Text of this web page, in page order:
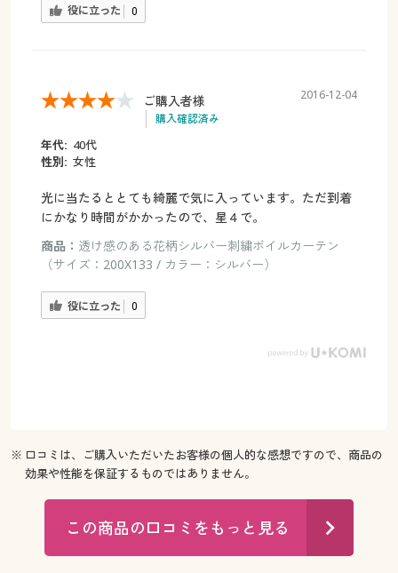
役に立った 0
ご購入者様
購入確認済み
2016-12-04
年代: 40代
性別: 女性
光に当たるととても綺麗で気に入っています。ただ到着
にかなり時間がかかったので、星４で。
商品： 透け感のある花柄シルバー刺繍ボイルカーテン
（サイズ：200X133 / カラー：シルバー）
役に立った 0
※ 口コミは、ご購入いただいたお客様の個人的な感想ですので、商品の
効果や性能を保証するものではありません。
この商品の口コミをもっと見る